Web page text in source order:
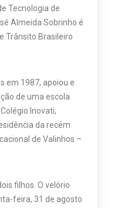
Tecnologia de
Almeida Sobrinho é
Trânsito Brasileiro
em 1987, apoiou e
de uma escola
Inovati,
da recém
de Valinhos –
filhos. O velório
feira, 31 de agosto